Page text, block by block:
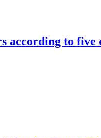
according to